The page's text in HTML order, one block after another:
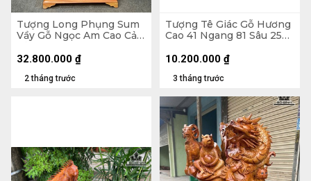
Tượng Long Phụng Sum
Vầy Gỗ Ngọc Am Cao Cả
(cm) - Kỷ Cao 25 (cm)
2 tháng trước
32.800.000 ₫
Tượng Tê Giác Gỗ Hương
Cao 41 Ngang 81 Sâu 25
3 tháng trước
10.200.000 ₫